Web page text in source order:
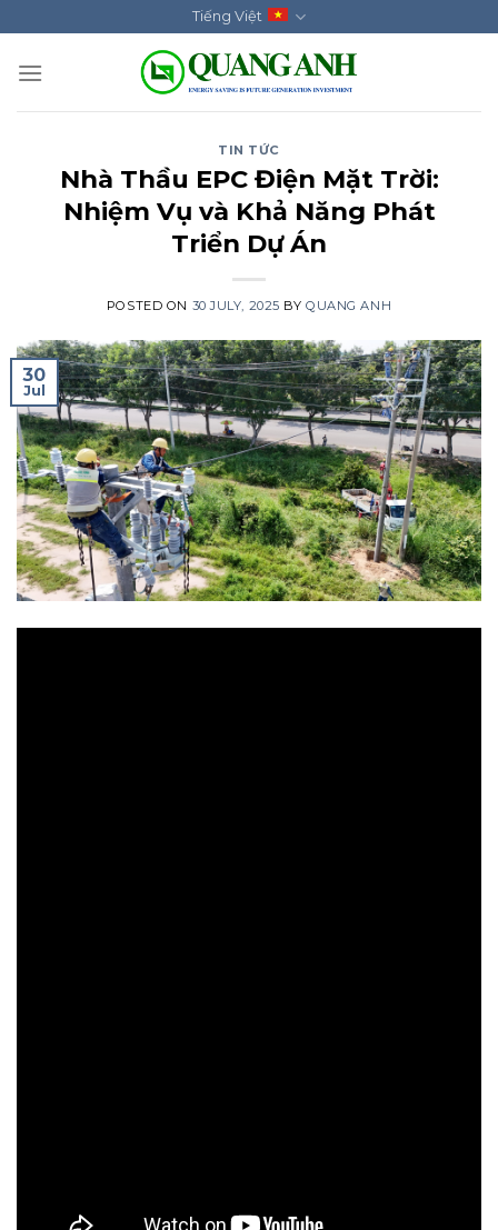
to
content
Tiếng Việt
TIN TỨC
Nhà Thầu EPC Điện Mặt Trời:
Nhiệm Vụ và Khả Năng Phát
Triển Dự Án
POSTED ON 30 JULY, 2025 BYQUANG ANH
30
Jul